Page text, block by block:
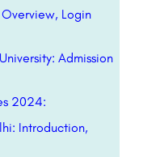
Overview, Login
Admission
2024:
Introduction,